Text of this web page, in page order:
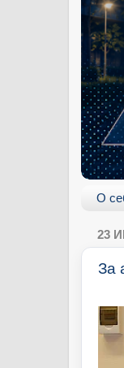
О
23
За